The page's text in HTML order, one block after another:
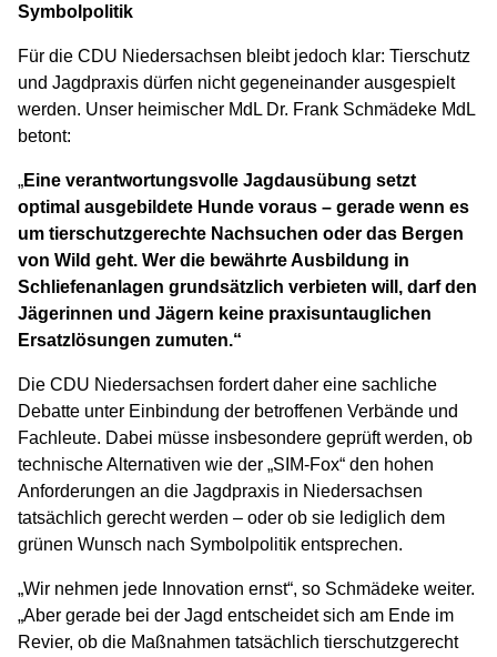
Symbolpolitik
Für die CDU Niedersachsen bleibt jedoch klar: Tierschutz
und Jagdpraxis dürfen nicht gegeneinander ausgespielt
werden. Unser heimischer MdL Dr. Frank Schmädeke MdL
betont:
„Eine verantwortungsvolle Jagdausübung setzt
optimal ausgebildete Hunde voraus – gerade wenn es
um tierschutzgerechte Nachsuchen oder das Bergen
von Wild geht. Wer die bewährte Ausbildung in
Schliefenanlagen grundsätzlich verbieten will, darf den
Jägerinnen und Jägern keine praxisuntauglichen
Ersatzlösungen zumuten.“
Die CDU Niedersachsen fordert daher eine sachliche
Debatte unter Einbindung der betroffenen Verbände und
Fachleute. Dabei müsse insbesondere geprüft werden, ob
technische Alternativen wie der „SIM-Fox“ den hohen
Anforderungen an die Jagdpraxis in Niedersachsen
tatsächlich gerecht werden – oder ob sie lediglich dem
grünen Wunsch nach Symbolpolitik entsprechen.
„Wir nehmen jede Innovation ernst“, so Schmädeke weiter.
„Aber gerade bei der Jagd entscheidet sich am Ende im
Revier, ob die Maßnahmen tatsächlich tierschutzgerecht